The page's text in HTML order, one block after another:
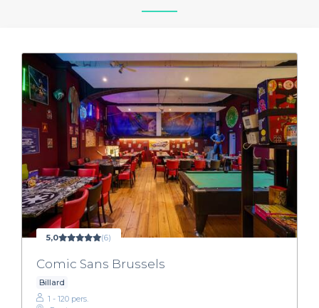
5,0 (6)
Comic Sans Brussels
Billard
1 - 120 pers.